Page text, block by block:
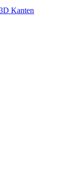
Kanten